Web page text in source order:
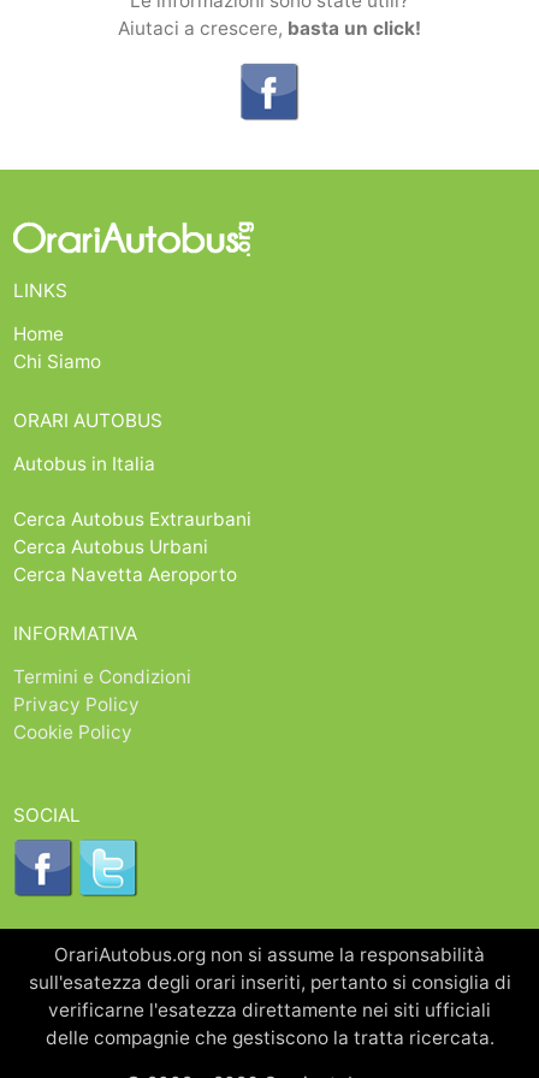
Aiutaci a crescere, basta un click!
LINKS
Home
Chi Siamo
ORARI AUTOBUS
Autobus in Italia
Cerca Autobus Extraurbani
Cerca Autobus Urbani
Cerca Navetta Aeroporto
INFORMATIVA
Termini e Condizioni
Privacy Policy
Cookie Policy
SOCIAL
OrariAutobus.org non si assume la responsabilità
sull'esatezza degli orari inseriti, pertanto si consiglia di
verificarne l'esatezza direttamente nei siti ufficiali
delle compagnie che gestiscono la tratta ricercata.